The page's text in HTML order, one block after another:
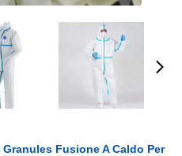
Fusione A Caldo Per